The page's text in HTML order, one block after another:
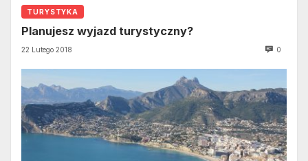
TURYSTYKA
Planujesz wyjazd turystyczny?
22 Lutego 2018 0